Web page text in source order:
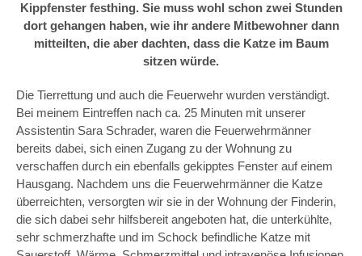
Kippfenster festhing. Sie muss wohl schon zwei Stunden
dort gehangen haben, wie ihr andere Mitbewohner dann
mitteilten, die aber dachten, dass die Katze im Baum
sitzen würde.
Die Tierrettung und auch die Feuerwehr wurden verständigt.
Bei meinem Eintreffen nach ca. 25 Minuten mit unserer
Assistentin Sara Schrader, waren die Feuerwehrmänner
bereits dabei, sich einen Zugang zu der Wohnung zu
verschaffen durch ein ebenfalls gekipptes Fenster auf einem
Hausgang. Nachdem uns die Feuerwehrmänner die Katze
überreichten, versorgten wir sie in der Wohnung der Finderin,
die sich dabei sehr hilfsbereit angeboten hat, die unterkühlte,
sehr schmerzhafte und im Schock befindliche Katze mit